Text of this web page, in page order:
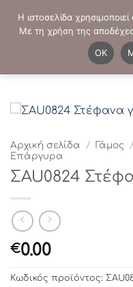
στο
ΤΗΛΕΦΩΝΙΚΕΣ
Αρχική σελίδα / Γάμος /
Επάργυρα
ΣAU0824
€0.00
Κωδικός προϊόντος:
Η ιστοσελίδα
Με τη χρήση της
OK